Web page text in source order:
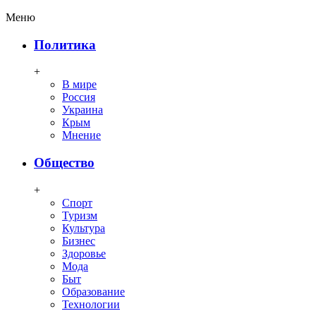
Меню
Политика
+
В мире
Россия
Украина
Крым
Мнение
Общество
+
Спорт
Туризм
Культура
Бизнес
Здоровье
Мода
Быт
Образование
Технологии